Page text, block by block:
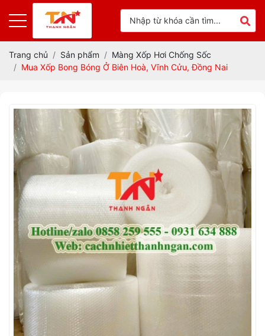
Trang chủ Sản phẩm
Màng Xốp Hơi Chống Sốc
Mua Xốp Bong Bóng Ở Biên Hoà, Vĩnh Cửu, Đồng Nai